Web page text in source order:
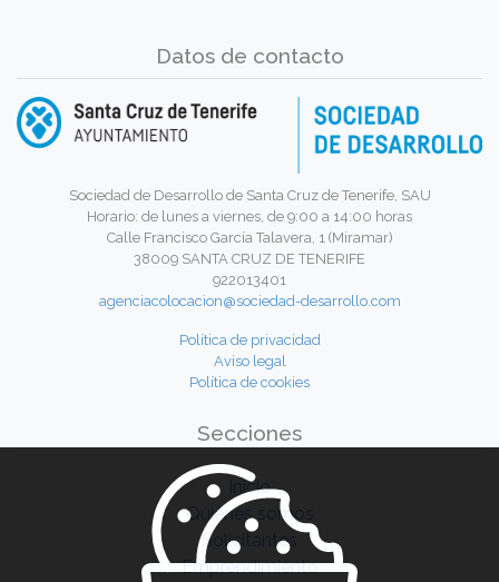
Datos de contacto
Sociedad de Desarrollo de Santa Cruz de Tenerife, SAU
Horario: de lunes a viernes, de 9:00 a 14:00 horas
Calle Francisco García Talavera, 1 (Miramar)
38009 SANTA CRUZ DE TENERIFE
922013401
agenciacolocacion@sociedad-desarrollo.com
Política de privacidad
Aviso legal
Política de cookies
Secciones
Inicio
Quiénes somos
Solicitantes
Emprendimiento